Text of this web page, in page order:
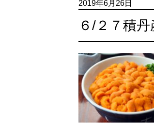
2019年6月26日
６/２７積